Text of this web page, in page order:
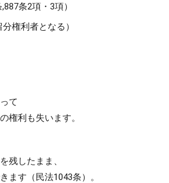
条2項・3項）
権利者となる）
て
権利も失います。
残したまま、
ます（民法1043条）。